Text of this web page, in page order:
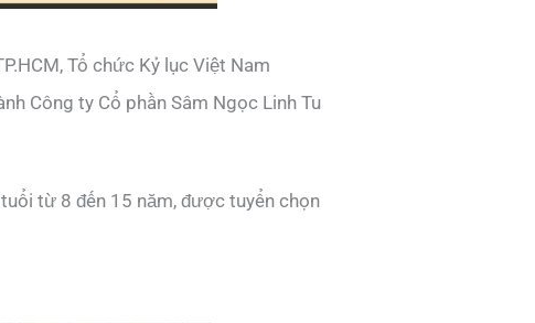
Tổ chức Kỷ lục Việt Nam
Công ty Cổ phần Sâm Ngọc Linh Tu
từ 8 đến 15 năm, được tuyển chọn